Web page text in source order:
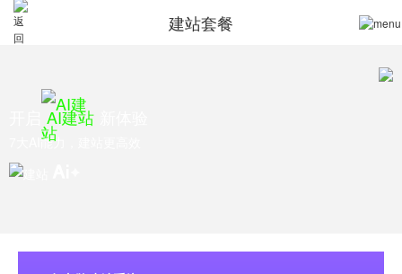
建站套餐
AI建站
7大AI能力，建站更高效